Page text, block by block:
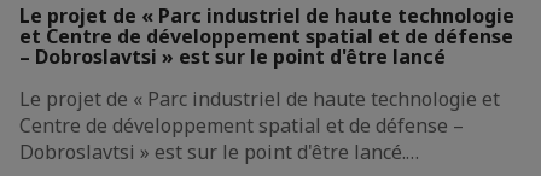
Le projet de « Parc industriel de haute technologie
et Centre de développement spatial et de défense
– Dobroslavtsi » est sur le point d'être lancé
Le projet de « Parc industriel de haute technologie et
Centre de développement spatial et de défense –
Dobroslavtsi » est sur le point d'être lancé.…